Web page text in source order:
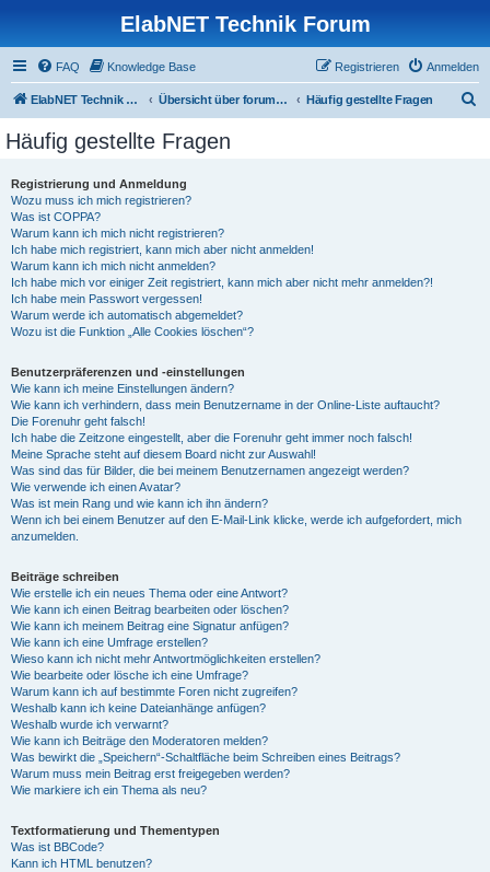
ElabNET Technik Forum
FAQ Knowledge Base Anmelden
Registrieren
ElabNET Technik Forum Übersicht über forum.timberwolf.io Häufig gestellte Fragen
Häufig gestellte Fragen
Registrierung und Anmeldung
Wozu muss ich mich registrieren?
Was ist COPPA?
Warum kann ich mich nicht registrieren?
Ich habe mich registriert, kann mich aber nicht anmelden!
Warum kann ich mich nicht anmelden?
Ich habe mich vor einiger Zeit registriert, kann mich aber nicht mehr anmelden?!
Ich habe mein Passwort vergessen!
Warum werde ich automatisch abgemeldet?
Wozu ist die Funktion „Alle Cookies löschen“?
Benutzerpräferenzen und -einstellungen
Wie kann ich meine Einstellungen ändern?
Wie kann ich verhindern, dass mein Benutzername in der Online-Liste auftaucht?
Die Forenuhr geht falsch!
Ich habe die Zeitzone eingestellt, aber die Forenuhr geht immer noch falsch!
Meine Sprache steht auf diesem Board nicht zur Auswahl!
Was sind das für Bilder, die bei meinem Benutzernamen angezeigt werden?
Wie verwende ich einen Avatar?
Was ist mein Rang und wie kann ich ihn ändern?
Wenn ich bei einem Benutzer auf den E-Mail-Link klicke, werde ich aufgefordert, mich
anzumelden.
Beiträge schreiben
Wie erstelle ich ein neues Thema oder eine Antwort?
Wie kann ich einen Beitrag bearbeiten oder löschen?
Wie kann ich meinem Beitrag eine Signatur anfügen?
Wie kann ich eine Umfrage erstellen?
Wieso kann ich nicht mehr Antwortmöglichkeiten erstellen?
Wie bearbeite oder lösche ich eine Umfrage?
Warum kann ich auf bestimmte Foren nicht zugreifen?
Weshalb kann ich keine Dateianhänge anfügen?
Weshalb wurde ich verwarnt?
Wie kann ich Beiträge den Moderatoren melden?
Was bewirkt die „Speichern“-Schaltfläche beim Schreiben eines Beitrags?
Warum muss mein Beitrag erst freigegeben werden?
Wie markiere ich ein Thema als neu?
Textformatierung und Thementypen
Was ist BBCode?
Kann ich HTML benutzen?